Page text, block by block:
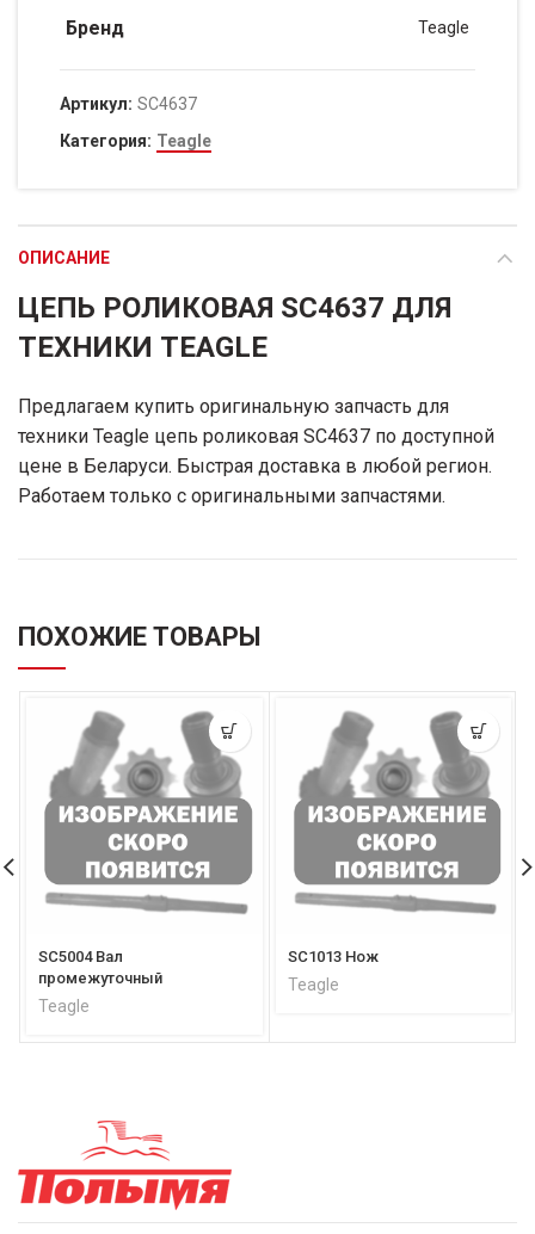
Бренд Teagle
Артикул: SC4637
Категория: Teagle
ОПИСАНИЕ
ЦЕПЬ РОЛИКОВАЯ SC4637 ДЛЯ
ТЕХНИКИ TEAGLE
Предлагаем купить оригинальную запчасть для
техники Teagle цепь роликовая SC4637 по доступной
цене в Беларуси. Быстрая доставка в любой регион.
Работаем только с оригинальными запчастями.
ПОХОЖИЕ ТОВАРЫ
SC5004 Вал
промежуточный
Teagle
SC1013 Нож
Teagle